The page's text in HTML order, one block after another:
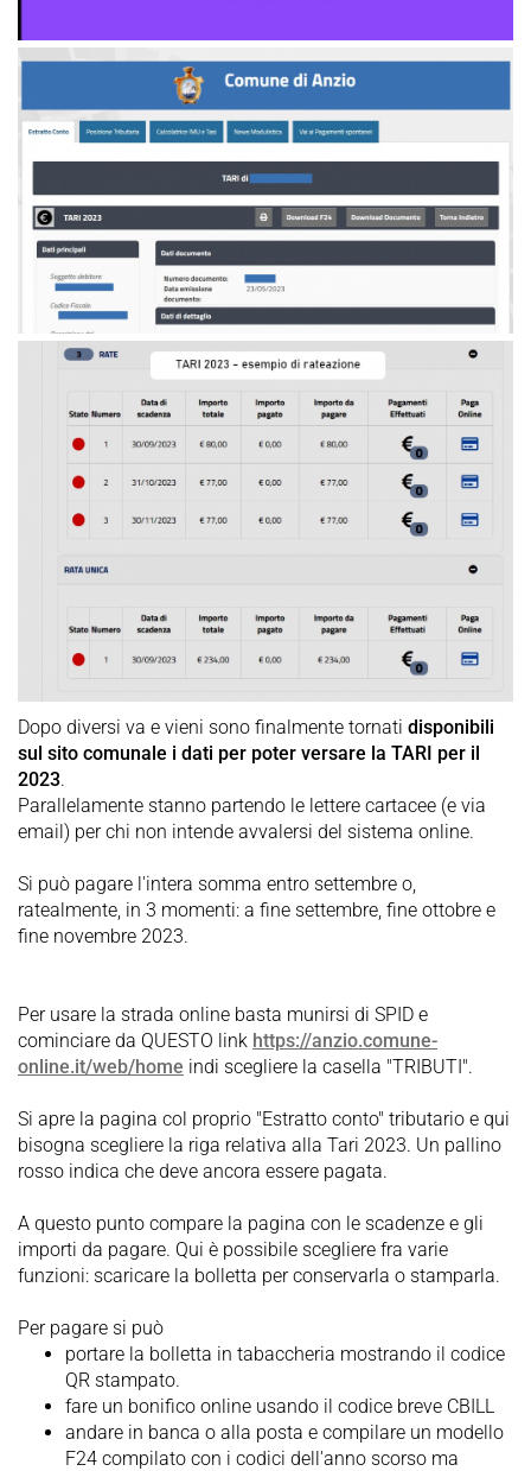
Dopo diversi va e vieni sono finalmente tornati disponibili
sul sito comunale i dati per poter versare la TARI per il
2023.
Parallelamente stanno partendo le lettere cartacee (e via
email) per chi non intende avvalersi del sistema online.
Si può pagare l'intera somma entro settembre o,
ratealmente, in 3 momenti: a fine settembre, fine ottobre e
fine novembre 2023.
Per usare la strada online basta munirsi di SPID e
cominciare da QUESTO link https://anzio.comune-
online.it/web/home indi scegliere la casella "TRIBUTI".
Si apre la pagina col proprio "Estratto conto" tributario e qui
bisogna scegliere la riga relativa alla Tari 2023. Un pallino
rosso indica che deve ancora essere pagata.
A questo punto compare la pagina con le scadenze e gli
importi da pagare. Qui è possibile scegliere fra varie
funzioni: scaricare la bolletta per conservarla o stamparla.
Per pagare si può
portare la bolletta in tabaccheria mostrando il codice
QR stampato.
fare un bonifico online usando il codice breve CBILL
andare in banca o alla posta e compilare un modello
F24 compilato con i codici dell'anno scorso ma